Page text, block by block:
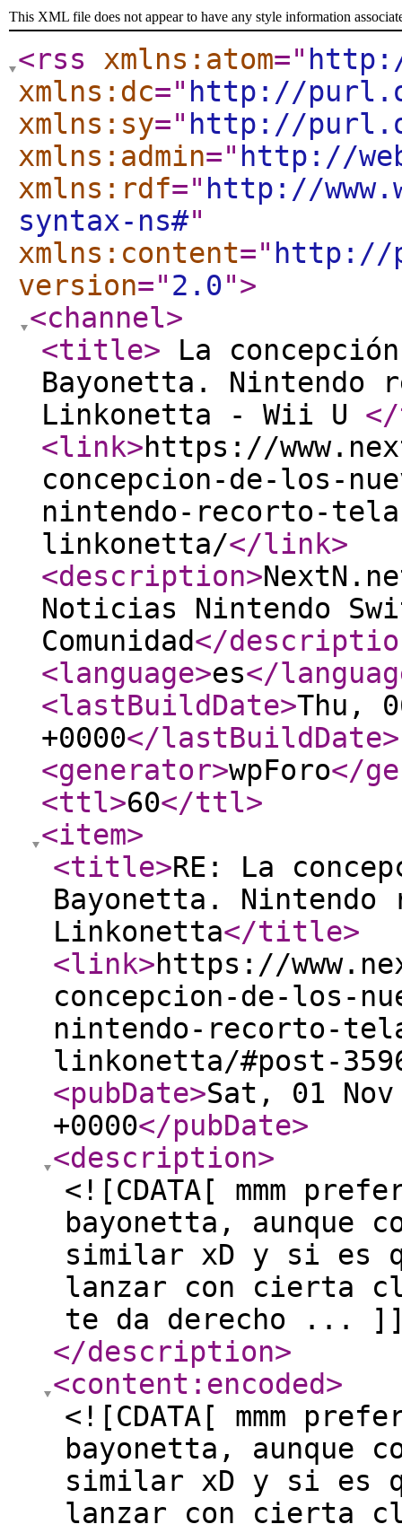
This XML file does not appear to have any style information
<rss xmlns:atom="
xmlns:dc=" http://
xmlns:sy=" http://
xmlns:admin=" http://
xmlns:rdf=" http://
syntax-ns#"
xmlns:content=" http://
version="2.0">
<channel>
<title> La
Bayonetta.
Linkonetta - Wii U
<link>https://
concepcion-de-los-
nintendo-recorto-
linkonetta/</link>
<description>
Noticias Nintendo
Comunidad</
<language>es</
<lastBuildDate>Thu,
+0000</lastBuildDate>
<generator>wpForo</
<ttl>60</ttl>
<item>
<title>RE: La
Bayonetta.
Linkonetta</title>
<link>https://
concepcion-de-los-
nintendo-recorto-
linkonetta/#post-
<pubDate>Sat, 01
+0000</pubDate>
<description>
<![CDATA[ mmm
bayonetta, aunque
similar xD y si es
lanzar con cierta
te da derecho ...
</description>
<content:encoded>
<![CDATA[ mmm
bayonetta, aunque
similar xD y si es
lanzar con cierta